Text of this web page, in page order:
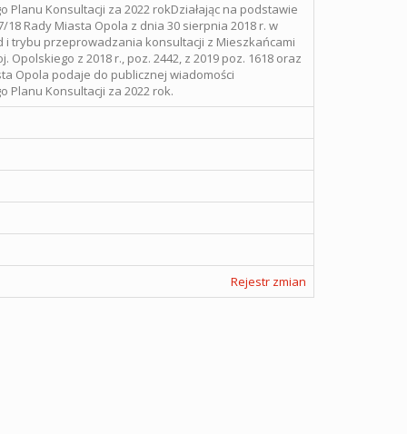
Planu Konsultacji za 2022 rokDziałając na podstawie
18 Rady Miasta Opola z dnia 30 sierpnia 2018 r. w
trybu przeprowadzania konsultacji z Mieszkańcami
Opolskiego z 2018 r., poz. 2442, z 2019 poz. 1618 oraz
Opola podaje do publicznej wiadomości
Planu Konsultacji za 2022 rok.
Rejestr zmian